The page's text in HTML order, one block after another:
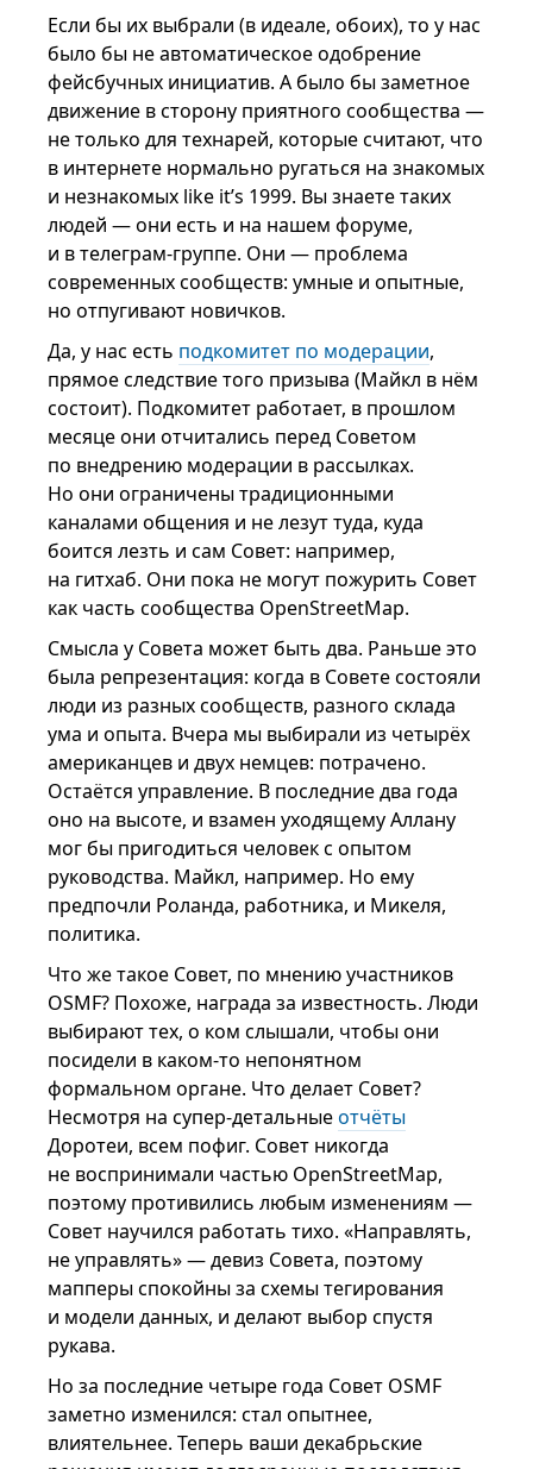
Если бы их выбрали (в идеале, обоих), то у нас
было бы не автоматическое одобрение
фейсбучных инициатив. А было бы заметное
движение в сторону приятного сообщества —
не только для технарей, которые считают, что
в интернете нормально ругаться на знакомых
и незнакомых like it’s 1999. Вы знаете таких
людей — они есть и на нашем форуме,
и в телеграм-группе. Они — проблема
современных сообществ: умные и опытные,
но отпугивают новичков.
Да, у нас есть подкомитет по модерации,
прямое следствие того призыва (Майкл в нём
состоит). Подкомитет работает, в прошлом
месяце они отчитались перед Советом
по внедрению модерации в рассылках.
Но они ограничены традиционными
каналами общения и не лезут туда, куда
боится лезть и сам Совет: например,
на гитхаб. Они пока не могут пожурить Совет
как часть сообщества OpenStreetMap.
Смысла у Совета может быть два. Раньше это
была репрезентация: когда в Совете состояли
люди из разных сообществ, разного склада
ума и опыта. Вчера мы выбирали из четырёх
американцев и двух немцев: потрачено.
Остаётся управление. В последние два года
оно на высоте, и взамен уходящему Аллану
мог бы пригодиться человек с опытом
руководства. Майкл, например. Но ему
предпочли Роланда, работника, и Микеля,
политика.
Что же такое Совет, по мнению участников
OSMF? Похоже, награда за известность. Люди
выбирают тех, о ком слышали, чтобы они
посидели в каком-то непонятном
формальном органе. Что делает Совет?
Несмотря на супер-детальныеотчёты
Доротеи, всем пофиг. Совет никогда
не воспринимали частью OpenStreetMap,
поэтому противились любым изменениям —
Совет научился работать тихо. «Направлять,
не управлять» — девиз Совета, поэтому
мапперы спокойны за схемы тегирования
и модели данных, и делают выбор спустя
рукава.
Но за последние четыре года Совет OSMF
заметно изменился: стал опытнее,
влиятельнее. Теперь ваши декабрьские